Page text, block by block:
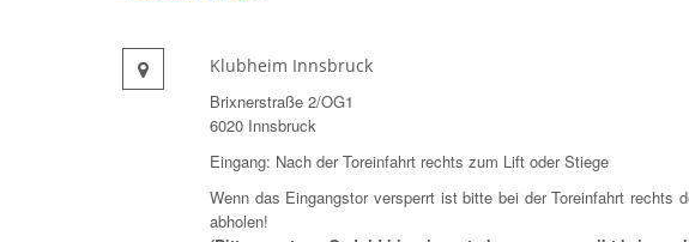
Klubheim Innsbruck
Brixnerstraße 2/OG1
6020 Innsbruck
Eingang: Nach der Toreinfahrt rechts zum Lift oder Stiege
Wenn das Eingangstor versperrt ist bitte bei der Toreinfahrt
abholen!